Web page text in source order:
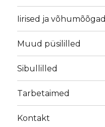
Iirised ja võhumõõgad
Muud püsililled
Sibullilled
Tarbetaimed
Kontakt